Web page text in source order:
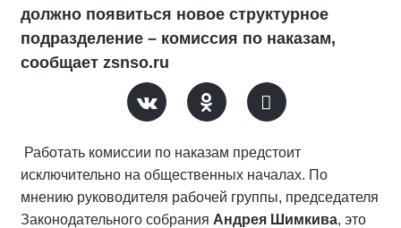
должно появиться новое структурное
подразделение – комиссия по наказам,
сообщает zsnso.ru
Работать комиссии по наказам предстоит
исключительно на общественных началах. По
мнению руководителя рабочей группы, председателя
Законодательного собрания Андрея Шимкива, это